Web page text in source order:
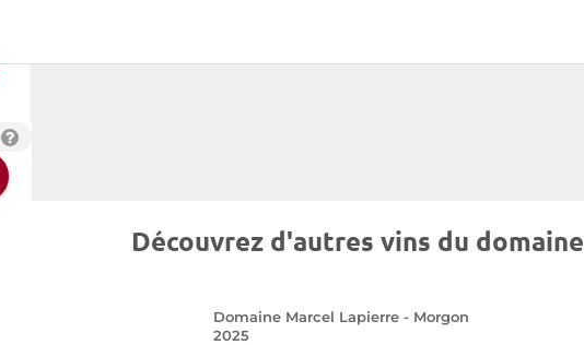
Découvrez d'autres vins du domaine
Domaine Marcel Lapierre - Morgon
2025